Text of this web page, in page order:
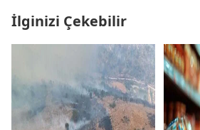
İlginizi Çekebilir